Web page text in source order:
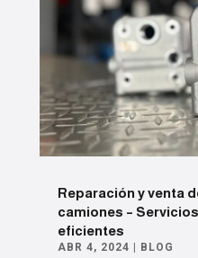
Reparación y venta
camiones –
eficientes
ABR 4, 2024 BLOG